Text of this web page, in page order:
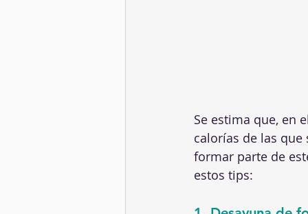
Se estima que, en
calorías de las
formar parte de
estos tips: